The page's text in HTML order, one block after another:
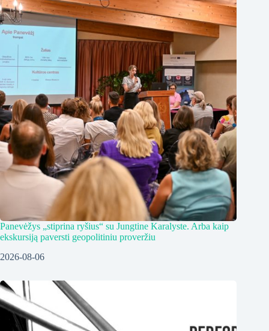
Panevėžys „stiprina ryšius“ su Jungtine Karalyste. Arba kaip
ekskursiją paversti geopolitiniu proveržiu
2026-08-06